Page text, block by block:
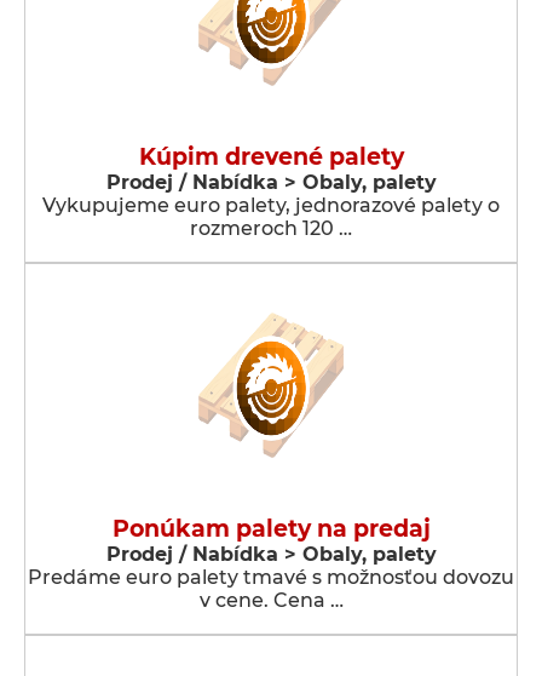
Kúpim drevené palety
Prodej / Nabídka > Obaly, palety
Vykupujeme euro palety, jednorazové palety o
rozmeroch 120 …
Ponúkam palety na predaj
Prodej / Nabídka > Obaly, palety
Predáme euro palety tmavé s možnosťou dovozu
v cene. Cena …